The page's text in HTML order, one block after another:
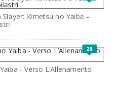
Kimetsu no Yaiba –
28
- Verso L’Allenamento